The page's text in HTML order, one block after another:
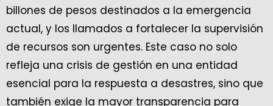
billones de pesos destinados a la emergencia
actual, y los llamados a fortalecer la supervisión
de recursos son urgentes. Este caso no solo
refleja una crisis de gestión en una entidad
esencial para la respuesta a desastres, sino que
también exige la mayor transparencia para